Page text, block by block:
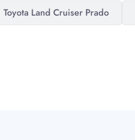
Toyota Land Cruiser Prado